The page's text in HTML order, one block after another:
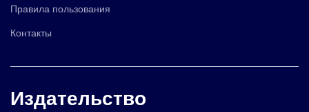
Правила пользования
Контакты
Издательство